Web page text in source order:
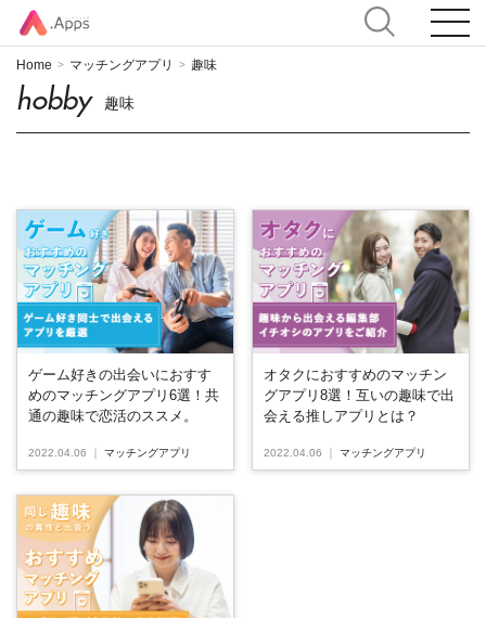
Home > マッチングアプリ > 趣味
hobby 趣味
ゲーム好きの出会いにおすす
めのマッチングアプリ6選！共
通の趣味で恋活のススメ。
2022.04.06 マッチングアプリ
オタクにおすすめのマッチン
グアプリ8選！互いの趣味で出
会える推しアプリとは？
2022.04.06 マッチングアプリ